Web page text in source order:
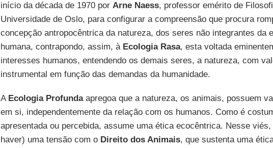
início da década de 1970 por Arne Naess, professor emérito de
Universidade de Oslo, para configurar a compreensão que procura
concepção antropocêntrica da natureza, dos seres não integrantes da
humana, contrapondo, assim, à Ecologia Rasa, esta voltada
interesses humanos, entendendo os demais seres, a natureza, com
instrumental em função das demandas da humanidade.
A Ecologia Profundaapregoa que a natureza, os animais, possuem
em si, independentemente da relação com os humanos. Como é
apresentada ou percebida, assume uma ética ecocêntrica. Nesse viés,
haver) uma tensão com o Direito dos Animais, que sustenta uma